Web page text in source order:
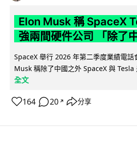
Elon Musk 稱 SpaceX
強兩間硬件公司 「除了
SpaceX 舉行 2026 年第二季度業績電話
Musk 稱除了中國之外 SpaceX 與 Tesla
全文
164 20 ↗ 分享